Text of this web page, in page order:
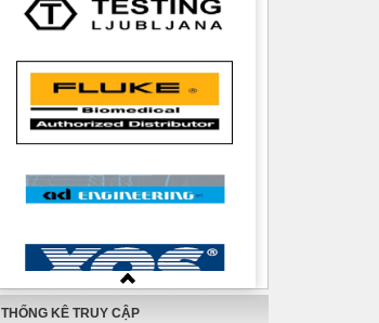
THỐNG KÊ TRUY CẬP